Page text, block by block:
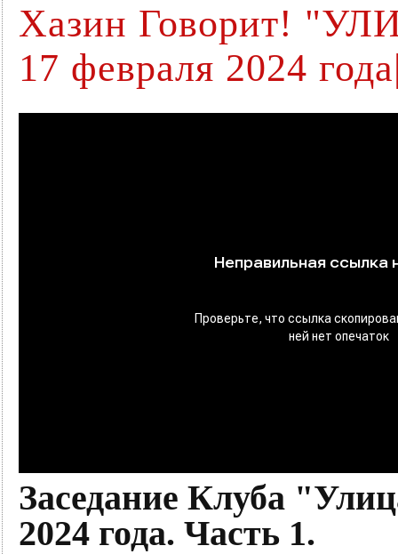
Хазин Говорит!
17 февраля 2024
Заседание Клуба
2024 года. Часть 1.